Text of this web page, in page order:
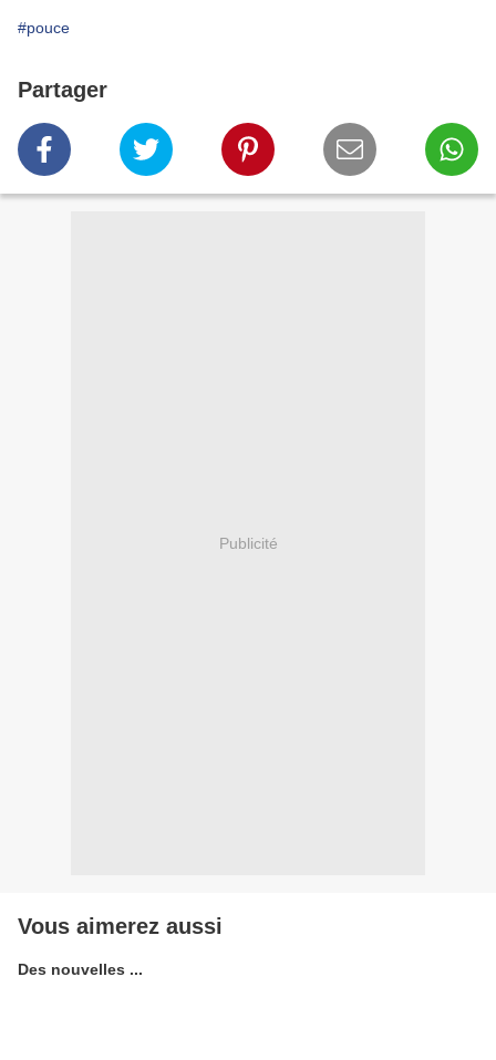
#pouce
Partager
Publicité
Vous aimerez aussi
Des nouvelles ...